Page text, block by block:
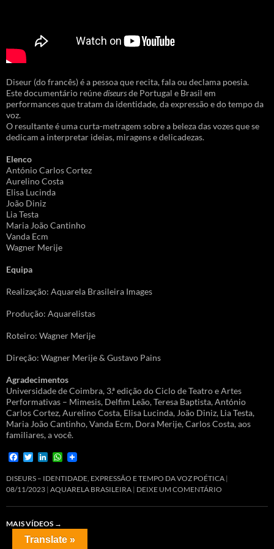
Diseur (do francês) é a pessoa que recita, fala ou declama poesia.
Este documentário reúnediseursde Portugal e Brasil em
performances que tratam da identidade, da expressão e do tempo da
voz.
O resultante é uma curta-metragem sobre a beleza das vozes que se
dedicam a interpretar ideias, miragens e delicadezas.
Elenco
António Carlos Cortez
Aurelino Costa
Elisa Lucinda
João Diniz
Lia Testa
Maria João Cantinho
Vanda Ecm
Wagner Merije
Equipa
Realização: Aquarela Brasileira Images
Produção: Aquarelistas
Roteiro: Wagner Merije
Direção: Wagner Merije & Gustavo Pains
Agradecimentos
Universidade de Coimbra, 3.ª edição do Ciclo de Teatro e Artes
Performativas – Mimesis, Delfim Leão, Teresa Baptista, António
Carlos Cortez, Aurelino Costa, Elisa Lucinda, João Diniz, Lia Testa,
Maria João Cantinho, Vanda Ecm, Dora Merije, Carlos Costa, aos
familiares, a você.
F
c
e
o
k
i
t
e
n
k
e
d
n
W
a
t
A
DISEURS – IDENTIDADE, EXPRESSÃO E TEMPO DA VOZ POÉTICA
08/11/2023 AQUARELA BRASILEIRA DEIXE UM COMENTÁRIO
MAIS VÍDEOS →
Translate »